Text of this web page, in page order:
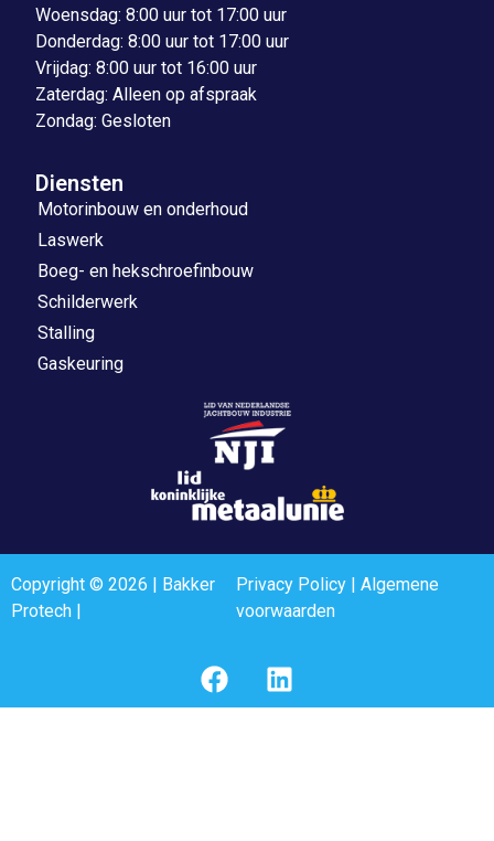
Woensdag: 8:00 uur tot 17:00 uur
Donderdag: 8:00 uur tot 17:00 uur
Vrijdag: 8:00 uur tot 16:00 uur
Zaterdag: Alleen op afspraak
Zondag: Gesloten
Diensten
Motorinbouw en onderhoud
Laswerk
Boeg- en hekschroefinbouw
Schilderwerk
Stalling
Gaskeuring
Copyright © 2026 | Bakker
Protech |
Privacy Policy| Algemene
voorwaarden